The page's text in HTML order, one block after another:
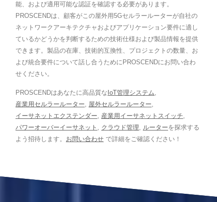
能、および適用可能な認証を確認する必要があります。
PROSCENDは、顧客がこの屋外用5Gセルラールーターが自社の
ネットワークアーキテクチャおよびアプリケーション要件に適し
ているかどうかを判断するための技術仕様および製品情報を提供
できます。製品の在庫、技術的互換性、プロジェクトの数量、お
よび統合要件について話し合うためにPROSCENDにお問い合わ
せください。
PROSCENDはあなたに高品質な IoT管理システム,
産業用セルラールーター, 屋外セルラールーター,
イーサネットエクステンダー, 産業用イーサネットスイッチ,
パワーオーバーイーサネット , クラウド管理, ルーターを探求する
よう招待します。 お問い合わせ で詳細をご確認ください！